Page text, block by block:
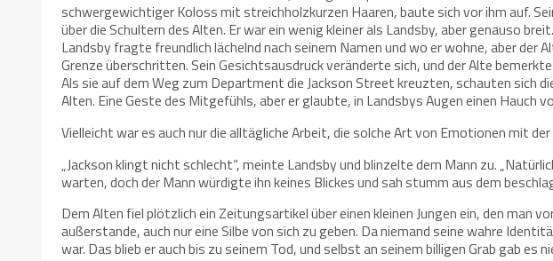
schwergewichtiger Koloss mit streichholzkurzen Haaren, baute sich vor ihm auf.
über die Schultern des Alten. Er war ein wenig kleiner als Landsby, aber genauso
Landsby fragte freundlich lächelnd nach seinem Namen und wo er wohne, aber
Grenze überschritten. Sein Gesichtsausdruck veränderte sich, und der Alte
Als sie auf dem Weg zum Department die Jackson Street kreuzten, schauten sich
Alten. Eine Geste des Mitgefühls, aber er glaubte, in Landsbys Augen einen Hauch
Vielleicht war es auch nur die alltägliche Arbeit, die solche Art von Emotionen mit
„Jackson klingt nicht schlecht“, meinte Landsby und blinzelte dem Mann zu.
warten, doch der Mann würdigte ihn keines Blickes und sah stumm aus dem
Dem Alten fiel plötzlich ein Zeitungsartikel über einen kleinen Jungen ein, den man
außerstande, auch nur eine Silbe von sich zu geben. Da niemand seine wahre
war. Das blieb er auch bis zu seinem Tod, und selbst an seinem billigen Grab gab es